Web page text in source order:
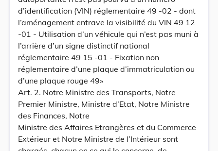
d’identification (VIN) réglementaire 49 -02 - dont
l’aménagement entrave la visibilité du VIN 49 12
-01 - Utilisation d’un véhicule qui n’est pas muni à
l’arrière d’un signe distinctif national
réglementaire 49 15 -01 - Fixation non
réglementaire d’une plaque d’immatriculation ou
d’une plaque rouge 49»
Art. 2. Notre Ministre des Transports, Notre
Premier Ministre, Ministre d’Etat, Notre Ministre
des Finances, Notre
Ministre des Affaires Etrangères et du Commerce
Extérieur et Notre Ministre de l’Intérieur sont